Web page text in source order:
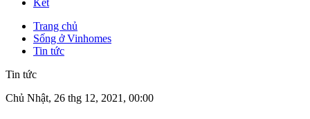
Kết
Trang chủ
Sống ở Vinhomes
Tin tức
Tin tức
Chủ Nhật, 26 thg 12, 2021, 00:00